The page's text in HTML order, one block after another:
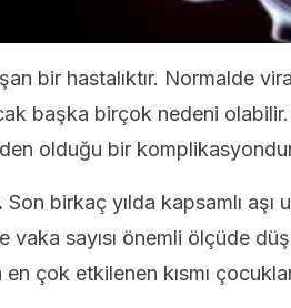
bir hastalıktır. Normalde
başka birçok nedeni
olduğu bir
Son birkaç yılda kapsamlı aşı
vaka sayısı önemli ölçüde
çok etkilenen kısmı